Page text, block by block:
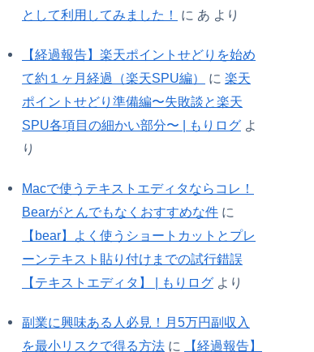
として利用してみました！
に あ より
【経過報告】楽天ポイントせどりを始め
て約１ヶ月経過（楽天SPU編）
に 楽天
ポイントせどり準備編〜失敗談と楽天
SPU各項目の細かい部分〜 | もりログ よ
り
Macで使うテキストエディタならコレ！
Bearがとんでもなくおすすめな件 に
【bear】よく使うショートカットとプレ
ーンテキスト貼り付けまでの試行錯誤
【テキストエディタ】 | もりログ より
副業に興味ある人必見！月5万円副収入
を最小リスクで得る方法 に
【経過報告】